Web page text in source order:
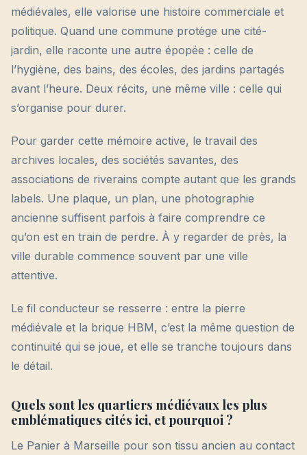
médiévales, elle valorise une histoire commerciale et
politique. Quand une commune protège une cité-
jardin, elle raconte une autre épopée : celle de
l’hygiène, des bains, des écoles, des jardins partagés
avant l’heure. Deux récits, une même ville : celle qui
s’organise pour durer.
Pour garder cette mémoire active, le travail des
archives locales, des sociétés savantes, des
associations de riverains compte autant que les grands
labels. Une plaque, un plan, une photographie
ancienne suffisent parfois à faire comprendre ce
qu’on est en train de perdre. À y regarder de près, la
ville durable commence souvent par une ville
attentive.
Le fil conducteur se resserre : entre la pierre
médiévale et la brique HBM, c’est la même question de
continuité qui se joue, et elle se tranche toujours dans
le détail.
Quels sont les quartiers médiévaux les plus
emblématiques cités ici, et pourquoi ?
Le Panier à Marseille pour son tissu ancien au contact